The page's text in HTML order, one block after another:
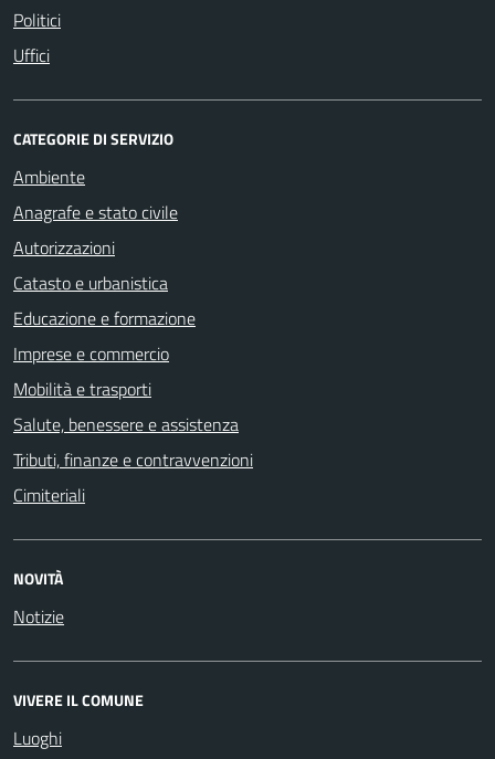
Politici
Uffici
CATEGORIE DI SERVIZIO
Ambiente
Anagrafe e stato civile
Autorizzazioni
Catasto e urbanistica
Educazione e formazione
Imprese e commercio
Mobilità e trasporti
Salute, benessere e assistenza
Tributi, finanze e contravvenzioni
Cimiteriali
NOVITÀ
Notizie
VIVERE IL COMUNE
Luoghi